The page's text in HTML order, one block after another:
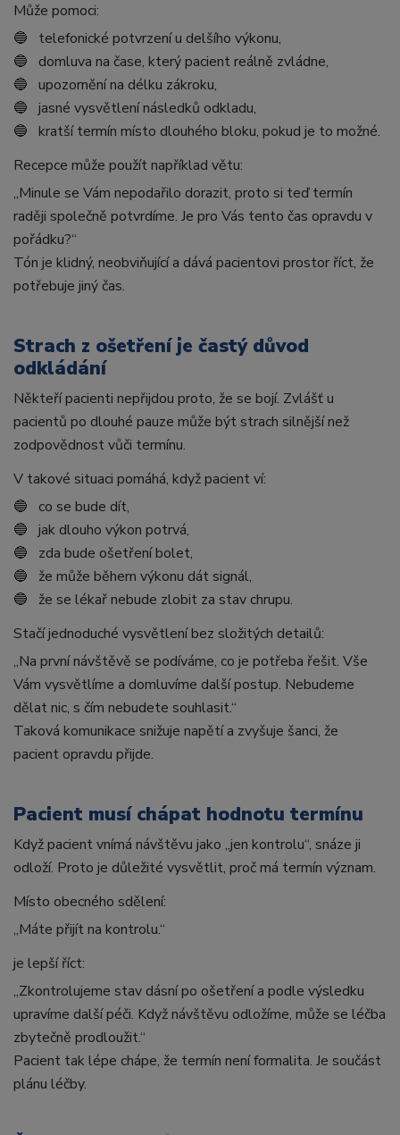
Může pomoci:
🔵 telefonické potvrzení u delšího výkonu,
🔵 domluva na čase, který pacient reálně zvládne,
🔵 upozornění na délku zákroku,
🔵 jasné vysvětlení následků odkladu,
🔵 kratší termín místo dlouhého bloku, pokud je to možné.
Recepce může použít například větu:
„Minule se Vám nepodařilo dorazit, proto si teď termín
raději společně potvrdíme. Je pro Vás tento čas opravdu v
pořádku?“
Tón je klidný, neobviňující a dává pacientovi prostor říct, že
potřebuje jiný čas.
Strach z ošetření je častý důvod
odkládání
Někteří pacienti nepřijdou proto, že se bojí. Zvlášť u
pacientů po dlouhé pauze může být strach silnější než
zodpovědnost vůči termínu.
V takové situaci pomáhá, když pacient ví:
🔵 co se bude dít,
🔵 jak dlouho výkon potrvá,
🔵 zda bude ošetření bolet,
🔵 že může během výkonu dát signál,
🔵 že se lékař nebude zlobit za stav chrupu.
Stačí jednoduché vysvětlení bez složitých detailů:
„Na první návštěvě se podíváme, co je potřeba řešit. Vše
Vám vysvětlíme a domluvíme další postup. Nebudeme
dělat nic, s čím nebudete souhlasit.“
Taková komunikace snižuje napětí a zvyšuje šanci, že
pacient opravdu přijde.
Pacient musí chápat hodnotu termínu
Když pacient vnímá návštěvu jako „jen kontrolu“, snáze ji
odloží. Proto je důležité vysvětlit, proč má termín význam.
Místo obecného sdělení:
„Máte přijít na kontrolu.“
je lepší říct:
„Zkontrolujeme stav dásní po ošetření a podle výsledku
upravíme další péči. Když návštěvu odložíme, může se léčba
zbytečně prodloužit.“
Pacient tak lépe chápe, že termín není formalita. Je součást
plánu léčby.